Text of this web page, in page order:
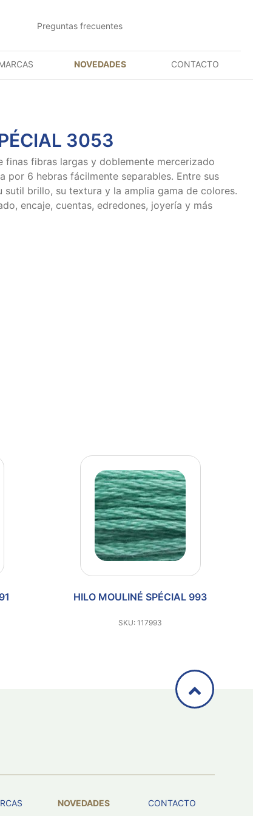
Preguntas frecuentes
NOVEDADES CONTACTO
3053
finas fibras largas y doblemente mercerizado
por 6 hebras fácilmente separables. Entre sus
sutil brillo, su textura y la amplia gama de colores.
encaje, cuentas, edredones, joyería y más
MOULINÉ SPÉCIAL 993 HILO MOULINÉ
NOVEDADES CONTACTO